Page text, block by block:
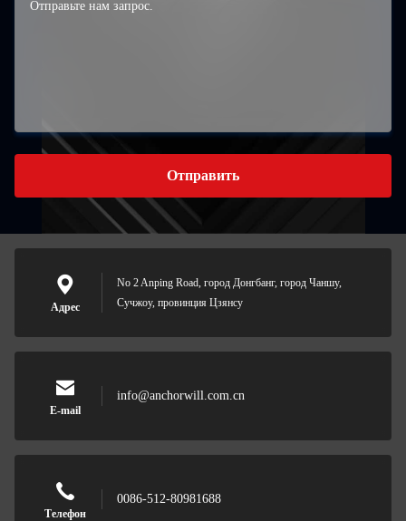
Отправить
Адрес
No 2 Anping Road, город Донгбанг, город Чаншу,
Сучжоу, провинция Цзянсу
E-mail
info@anchorwill.com.cn
Телефон
0086-512-80981688